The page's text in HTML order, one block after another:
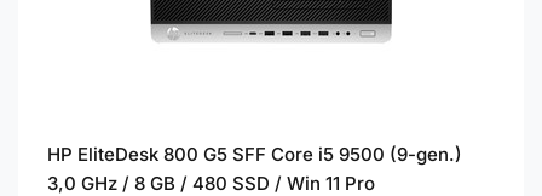
HP EliteDesk 800 G5 SFF Core i5 9500 (9-gen.)
3,0 GHz / 8 GB / 480 SSD / Win 11 Pro